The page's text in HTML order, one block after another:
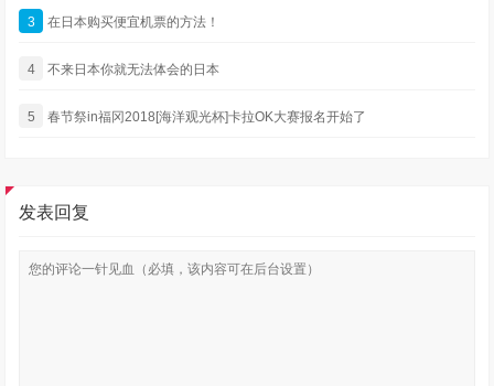
3 在日本购买便宜机票的方法！
4 不来日本你就无法体会的日本
5 春节祭in福冈2018[海洋观光杯]卡拉OK大赛报名开始了
发表回复